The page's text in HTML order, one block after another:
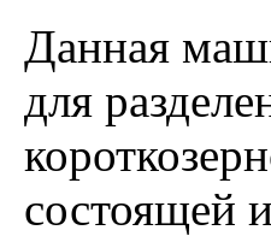
Данная
для
состоящей